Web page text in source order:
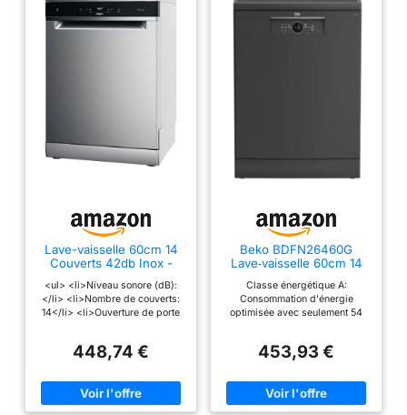
Lave-vaisselle 60cm 14
Couverts 42db Inox -
<ul> <li>Niveau sonore (dB):
</li> <li>Nombre de couverts:
14</li> <li>Ouverture de porte
448,74 €
Beko BDFN26460G
Lave‑vaisselle 60cm 14
Classe énergétique A:
Consommation d'énergie
optimisée avec seulement 54
classe A Niveau sonore réduit:
dB avec une classe d'émission
sonore B pour un confort
optimal dans votre cuisine
453,93 €